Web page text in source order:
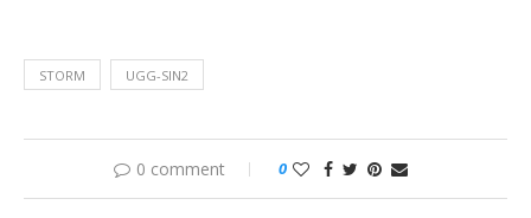
STORM UGG-SIN2
0 comment 0